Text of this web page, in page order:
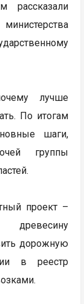
рассказали
лучше
По итогам
шаги,
группы
проект –
дорожную
в реестр